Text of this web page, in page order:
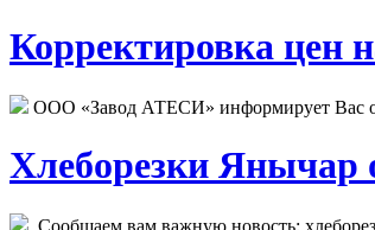
Корректировка цен
ООО «Завод АТЕСИ» информирует Вас о
Хлеборезки Янычар
Сообщаем вам важную новость: